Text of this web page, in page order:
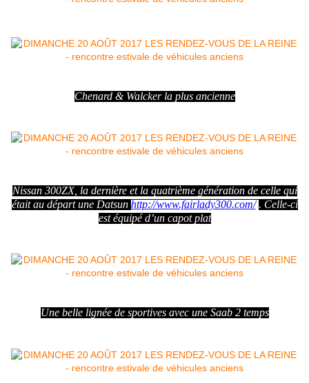
Chenard & Walcker la plus ancienne
Nissan 300ZX, la dernière et la quatrième génération de celle qui
était au départ une Datsun http://www.fairlady300.com/ . Celle-ci
est équipé d’un capot plat
Une belle lignée de sportives avec une Saab 2 temps